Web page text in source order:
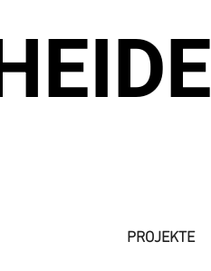
PROJEKTE